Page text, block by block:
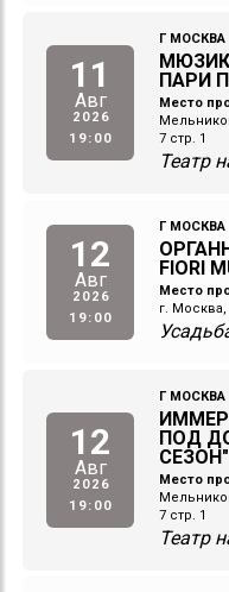
11
Авг
2026
19:00
Г МОСКВА
ПАРИ
Место
7 стр. 1
Театр
12
Авг
2026
19:00
Г МОСКВА
FIORI
Место
г.
12
Авг
2026
19:00
Г МОСКВА
ПОД
СЕЗОН"
Место
7 стр. 1
Театр